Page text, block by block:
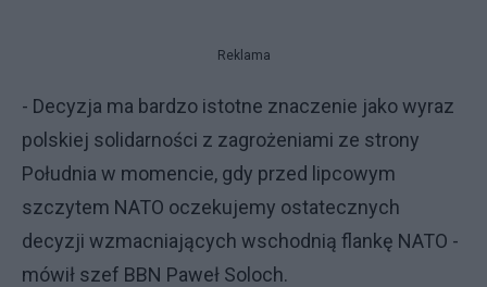
Reklama
- Decyzja ma bardzo istotne znaczenie jako wyraz
polskiej solidarności z zagrożeniami ze strony
Południa w momencie, gdy przed lipcowym
szczytem NATO oczekujemy ostatecznych
decyzji wzmacniających wschodnią flankę NATO -
mówił szef BBN Paweł Soloch.